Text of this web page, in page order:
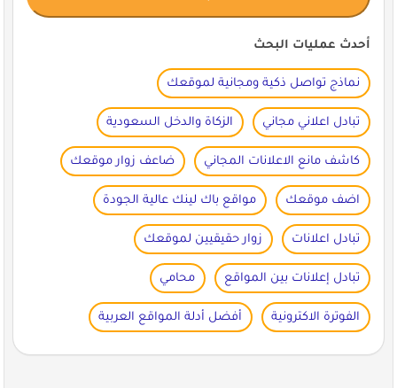
أحدث عمليات البحث
نماذج تواصل ذكية ومجانية لموقعك
تبادل اعلاني مجاني الزكاة والدخل السعودية
كاشف مانع الاعلانات المجاني ضاعف زوار موقعك
اضف موقعك مواقع باك لينك عالية الجودة
تبادل اعلانات زوار حقيقيين لموقعك
تبادل إعلانات بين المواقع محامي
الفوترة الاكترونية أفضل أدلة المواقع العربية